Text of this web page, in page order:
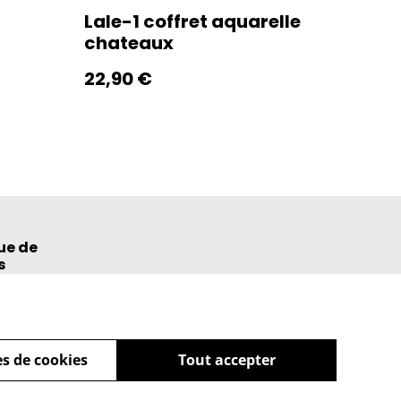
Lale-1 coffret aquarelle
chateaux
22,90 €
de
Tout accepter
de cookies